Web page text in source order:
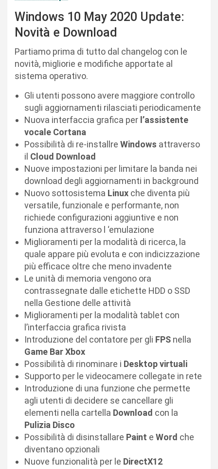
Windows 10 May 2020 Update:
Novità e Download
Partiamo prima di tutto dal changelog con le
novità, migliorie e modifiche apportate al
sistema operativo.
Gli utenti possono avere maggiore controllo
sugli aggiornamenti rilasciati periodicamente
Nuova interfaccia grafica per l’assistente
vocale Cortana
Possibilità di re-installre Windows attraverso
il Cloud Download
Nuove impostazioni per limitare la banda nei
download degli aggiornamenti in background
Nuovo sottosistema Linux che diventa più
versatile, funzionale e performante, non
richiede configurazioni aggiuntive e non
funziona attraverso l ‘emulazione
Miglioramenti per la modalità di ricerca, la
quale appare più evoluta e con indicizzazione
più efficace oltre che meno invadente
Le unità di memoria vengono ora
contrassegnate dalle etichette HDD o SSD
nella Gestione delle attività
Miglioramenti per la modalità tablet con
l’interfaccia grafica rivista
Introduzione del contatore per gli FPS nella
Game Bar Xbox
Possibilità di rinominare i Desktop virtuali
Supporto per le videocamere collegate in rete
Introduzione di una funzione che permette
agli utenti di decidere se cancellare gli
elementi nella cartella Download con la
Pulizia Disco
Possibilità di disinstallare Paint e Word che
diventano opzionali
Nuove funzionalità per le DirectX12